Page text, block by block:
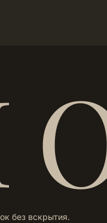
без вскрытия.